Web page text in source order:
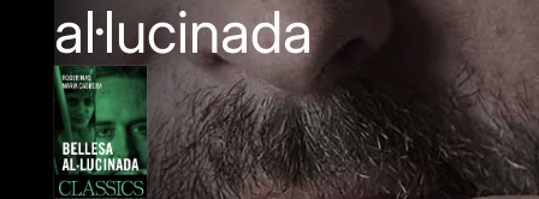
al·lucinada